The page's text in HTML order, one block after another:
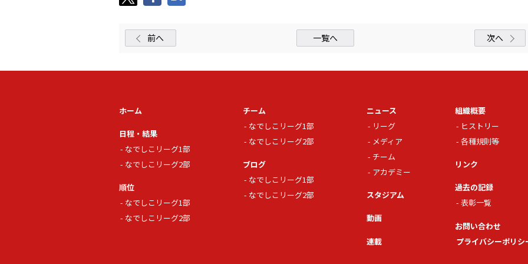
前へ 一覧へ 次へ
ホーム
日程・結果
なでしこリーグ1部
なでしこリーグ2部
順位
なでしこリーグ1部
なでしこリーグ2部
チーム
なでしこリーグ1部
なでしこリーグ2部
ブログ
なでしこリーグ1部
なでしこリーグ2部
ニュース
リーグ
メディア
チーム
アカデミー
スタジアム
動画
連載
組織概要
ヒストリー
各種規則等
リンク
過去の記録
表彰一覧
お問い合わせ
プライバシーポリシ